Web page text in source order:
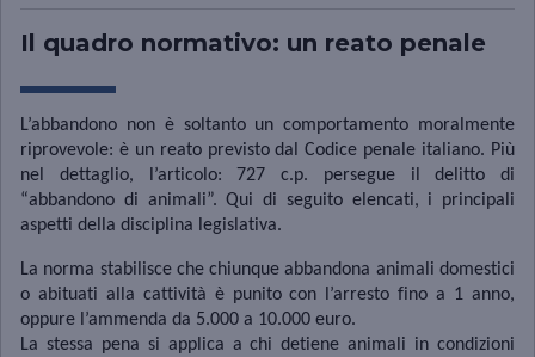
Il quadro normativo: un reato penale
L’abbandono non è soltanto un comportamento moralmente
riprovevole: è un reato previsto dal Codice penale italiano. Più
nel dettaglio, l’articolo: 727 c.p. persegue il delitto di
“abbandono di animali”. Qui di seguito elencati, i principali
aspetti della disciplina legislativa.
La norma stabilisce che chiunque abbandona animali domestici
o abituati alla cattività è punito con l’arresto fino a 1 anno,
oppure l’ammenda da 5.000 a 10.000 euro.
La stessa pena si applica a chi detiene animali in condizioni